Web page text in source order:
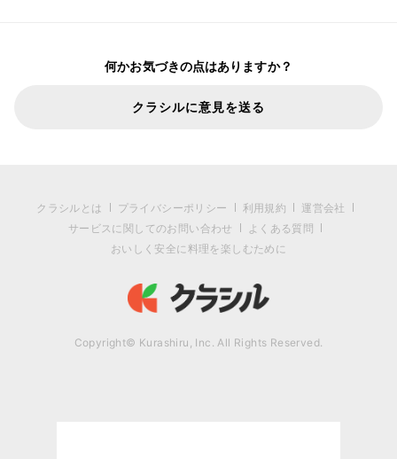
何かお気づきの点はありますか？
クラシルに意見を送る
クラシルとは プライバシーポリシー 利用規約
運営会社
サービスに関してのお問い合わせ
よくある質問
おいしく安全に料理を楽しむために
Copyright© Kurashiru, Inc. All Rights Reserved.